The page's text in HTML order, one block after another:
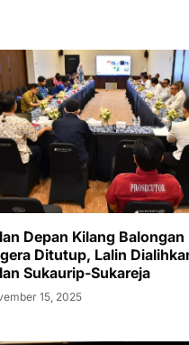
Depan Kilang Balongan
Ditutup, Lalin
Sukaurip-Sukareja
15, 2025